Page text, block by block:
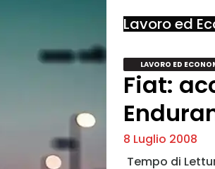
Lavoro ed
LAVORO ED
Fiat:
8 Luglio 2008